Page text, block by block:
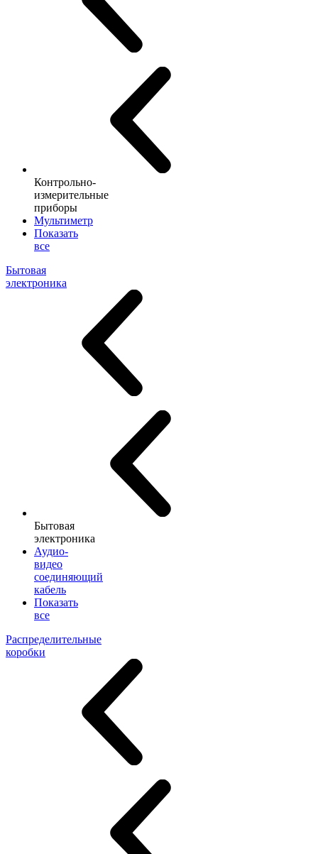
Контрольно-
измерительные
приборы
Мультиметр
Показать
все
Бытовая
электроника
Бытовая
электроника
Аудио-
видео
соединяющий
кабель
Показать
все
Распределительные
коробки